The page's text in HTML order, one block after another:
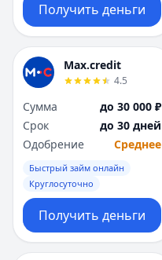
Получить деньги
Max.credit
4.5
Сумма
до 30 000 ₽
Срок
до 30 дней
Одобрение
Среднее
Быстрый займ онлайн
Круглосуточно
Получить деньги